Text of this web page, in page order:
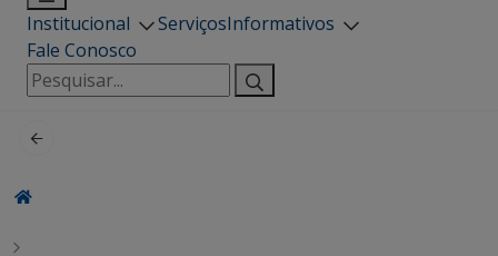
Institucional ServiçosInformativos
Fale Conosco
Pesquisar
por: